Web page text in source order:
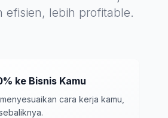
lebih profitable.
ke Bisnis Kamu
cara kerja kamu,